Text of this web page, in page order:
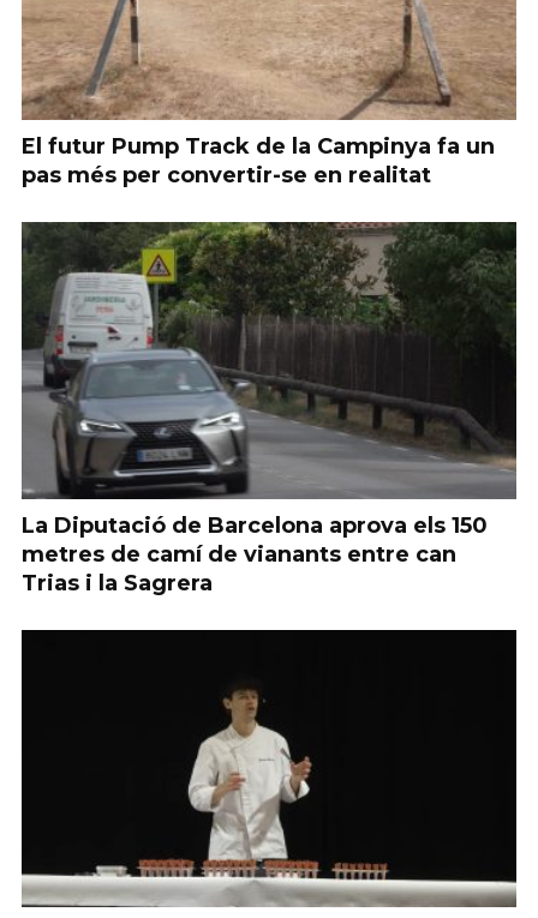
El futur Pump Track de la Campinya fa un
pas més per convertir-se en realitat
La Diputació de Barcelona aprova els 150
metres de camí de vianants entre can
Trias i la Sagrera